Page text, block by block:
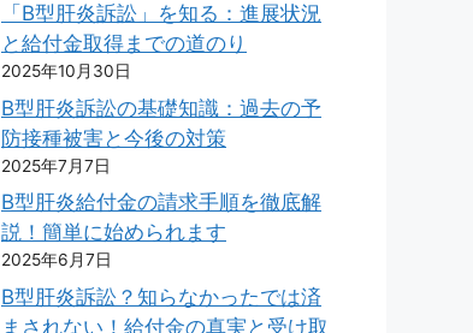
「B型肝炎訴訟」を知る：進展状況
と給付金取得までの道のり
2025年10月30日
B型肝炎訴訟の基礎知識：過去の予
防接種被害と今後の対策
2025年7月7日
B型肝炎給付金の請求手順を徹底解
説！簡単に始められます
2025年6月7日
B型肝炎訴訟？知らなかったでは済
まされない！給付金の真実と受け取